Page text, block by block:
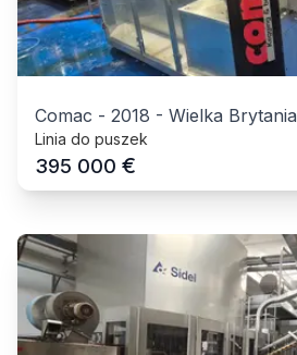
Comac - 2018 - Wielka Brytania
Linia do puszek
395 000 €